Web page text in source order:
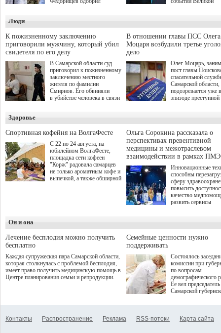
Живайкина, направленные
на трудоустройство и более
спокойную адаптацию к
мирной жизни.
игре "Мир танков"
выступили
партия "Единая
игровая студия
Люди
К пожизненному заключению
приговорили мужчину, который убил
свидетеля по его делу
В Самарской области суд
приговорил к пожизненному
заключению местного
жителя по фамилии
Смирнов. Его обвиняли
в убийстве человека в связи
В отношении главы ПСС Олега
Моцаря возбудили третье
дело
Олег Моцарь,
пост главы
спасательной
Самарской области,
подозревается уже
эпизоде преступной
а сам он
Здоровье
Спортивная кофейня на ВолгаФесте
С 22 по 24 августа, на
юбилейном ВолгаФесте,
площадка сети кофеен
"Корж" радовала самарцев
не только ароматным кофе и
выпечкой, а также обширной
Ольга Сорокина рассказала о
перспективах превентивной
медицины и межотраслевом
взаимодействии в рамках
Инновационные
способны
сферу
повысить
качество
развить сервисы
определенными
К ним можно
возникающие при
данными
более динамичного
проникновения
сегмент
отраслевое
рассказала Ольга
Он и она
Лечение бесплодия можно получить
бесплатно
Каждая супружеская пара Самарской области,
которая столкнулась с проблемой бесплодия,
имеет право получить медицинскую помощь в
Центре планирования семьи и репродукции.
Семейные ценности нужно
поддерживать
Состоялось
комиссии при
по вопросам
демографического
Ее вел председатель
Самарской
Контакты Распространение Реклама RSS-потоки Карта сайта